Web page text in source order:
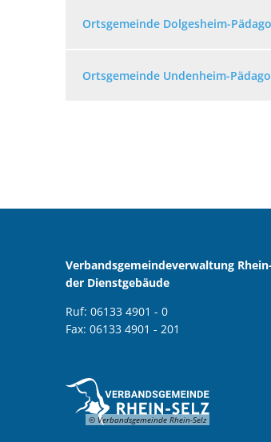
Ortsgemeinde Dolgesheim-
Ortsgemeinde Undenheim-
Verbandsgemeindeverwaltung
der Dienstgebäude
Ruf: 06133 4901 - 0
Fax: 06133 4901 - 201
© Verbandsgemeinde Rhein-Selz